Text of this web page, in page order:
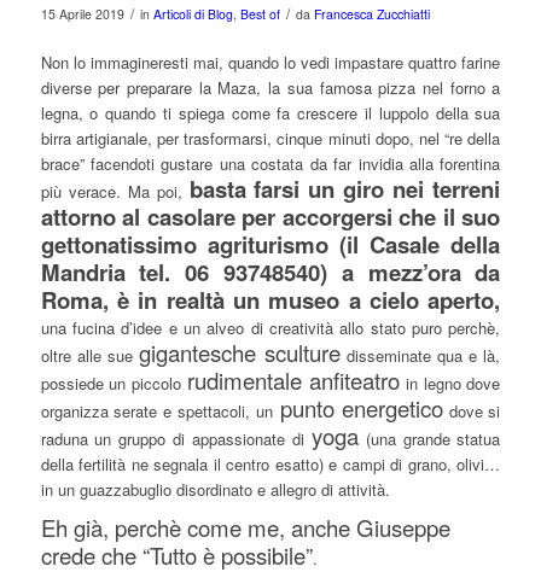
15 Aprile 2019 / in Articoli di Blog, Best of / da Francesca Zucchiatti
Non lo immagineresti mai, quando lo vedi impastare quattro farine
diverse per preparare la Maza, la sua famosa pizza nel forno a
legna, o quando ti spiega come fa crescere il luppolo della sua
birra artigianale, per trasformarsi, cinque minuti dopo, nel “re della
brace” facendoti gustare una costata da far invidia alla forentina
più verace. Ma poi, basta farsi un giro nei terreni
attorno al casolare per accorgersi che il suo
gettonatissimo agriturismo (il Casale della
Mandria tel. 06 93748540) a mezz’ora da
Roma, è in realtà un museo a cielo aperto,
una fucina d’idee e un alveo di creatività allo stato puro perchè,
oltre alle suegigantesche sculturedisseminate qua e là,
possiede un piccolo rudimentale anfiteatroin legno dove
organizza serate e spettacoli, un punto energeticodove si
raduna un gruppo di appassionate di yoga(una grande statua
della fertilità ne segnala il centro esatto) e campi di grano, olivi…
in un guazzabuglio disordinato e allegro di attività.
Eh già, perchè come me, anche Giuseppe
crede che “Tutto è possibile”.